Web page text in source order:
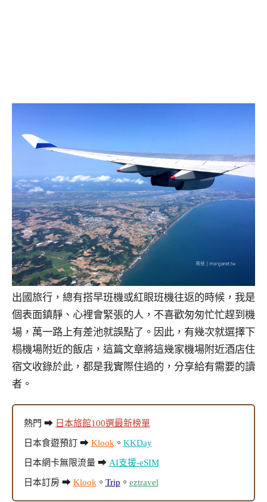
出國旅行，總有搭早班機或紅眼班機往返的時候，我是
個表面鎮靜、心裡會緊張的人，不喜歡匆匆忙忙趕到機
場，萬一路上有差池就誤點了。因此，有幾次就選擇下
榻機場附近的飯店，這篇文章將這幾家機場附近酒店住
宿文收錄於此，都是我實際住過的，分享給有需要的讀
者。
熱門 ➡ 日本旅館100選最新榜單
日本食遊預訂 ➡ Klook 。 KKDay
日本網卡無限流量 ➡ AI支援-eSIM
日本訂房 ➡ Klook 。 Trip 。 eztravel